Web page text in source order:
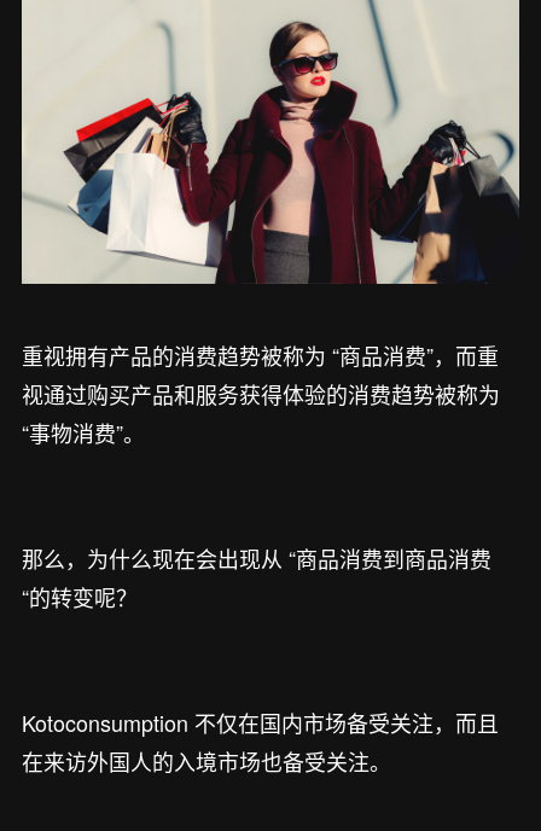
重视拥有产品的消费趋势被称为 “商品消费”，而重
视通过购买产品和服务获得体验的消费趋势被称为
“事物消费”。
那么，为什么现在会出现从 “商品消费到商品消费
“的转变呢？
Kotoconsumption 不仅在国内市场备受关注，而且
在来访外国人的入境市场也备受关注。